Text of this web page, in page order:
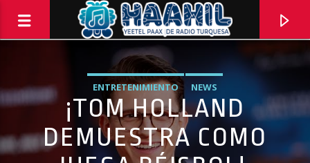
ENTRETENIMIENTO NEWS
¡TOM HOLLAND
DEMUESTRA COMO